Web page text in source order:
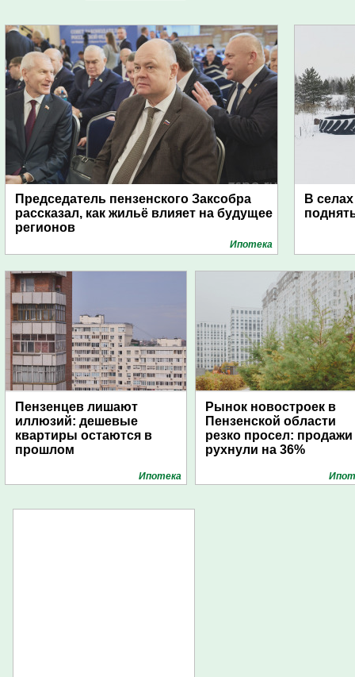
Председатель пензенского Заксобра
рассказал, как жильё влияет на будущее
регионов
Ипотека
В
Пензенцев лишают
иллюзий: дешевые
квартиры остаются в
прошлом
Ипотека
Рынок новостроек в
Пензенской области
резко просел: продажи
рухнули на 36%